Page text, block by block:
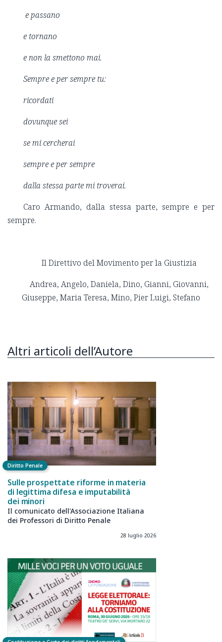
e passano
e tornano
e non la smettono mai.
Sempre e per sempre tu:
ricordati
dovunque sei
se mi cercherai
sempre e per sempre
dalla stessa parte mi troverai.
Caro Armando, dalla stessa parte, sempre e per
sempre.
Il Direttivo del Movimento per la Giustizia
Andrea, Angelo, Daniela, Dino, Gianni, Giovanni,
Giuseppe, Maria Teresa, Mino, Pier Luigi, Stefano
Altri articoli dell’Autore
Diritto Penale
Sulle prospettate riforme in materia
di legittima difesa e imputabilità
dei minori
Il comunicato dell'Associazione Italiana
dei Professori di Diritto Penale
28 luglio 2026